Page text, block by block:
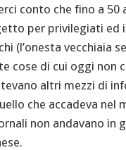
conto che fino a 50
per privilegiati ed
(l’onesta vecchiaia
cose di cui oggi non
altri mezzi di
che accadeva nel
non andavano in